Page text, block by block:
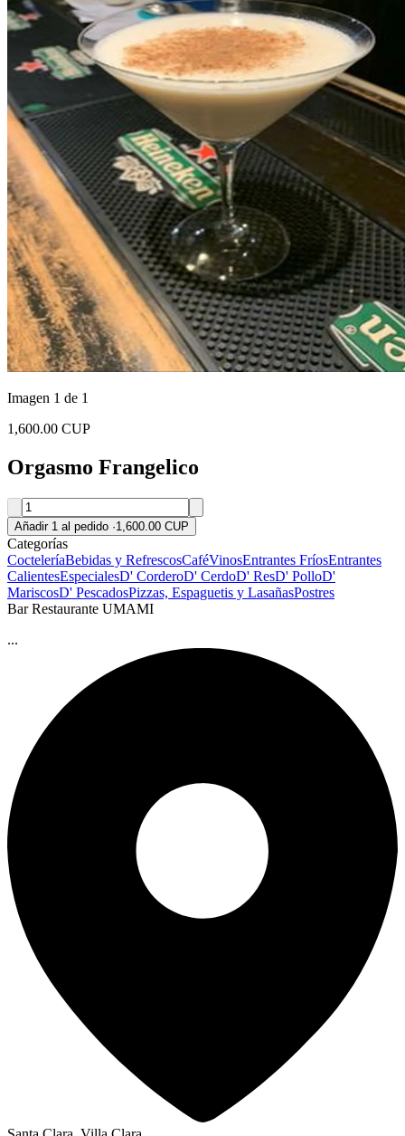
Imagen 1 de 1
1,600.00 CUP
Orgasmo Frangelico
Añadir 1 al pedido ·1,600.00 CUP
Categorías
CocteleríaBebidas y RefrescosCaféVinosEntrantes FríosEntrantes
CalientesEspecialesD' CorderoD' CerdoD' ResD' PolloD'
MariscosD' PescadosPizzas, Espaguetis y LasañasPostres
Bar Restaurante UMAMI
...